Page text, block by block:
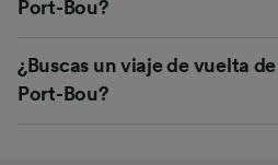
Port-Bou?
¿Buscas un viaje de vuelta
Port-Bou?